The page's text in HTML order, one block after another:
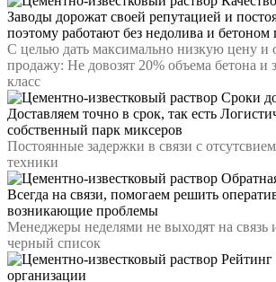
Заводы дорожат своей репутацией и
поэтому работают без недолива и
С целью дать максимально низкую цену и
продажу: Не довозят 20% объема бетона и
класс
Сроки
Доставляем точно в срок, так есть
собственный парк миксеров
Постоянные задержки в связи с
техники
Всегда на связи, помогаем решить
возникающие проблемы
Менеджеры неделями не выходят на связь
черный список
Рейтинг
организации